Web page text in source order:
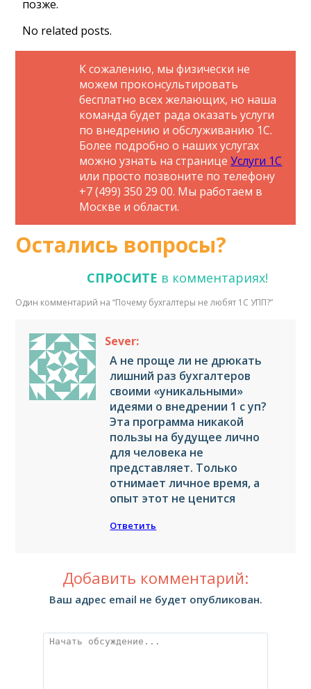
позже.
No related posts.
К сожалению, мы физически не
можем проконсультировать
бесплатно всех желающих, но наша
команда будет рада оказать услуги
по внедрению и обслуживанию 1С.
Более подробно о наших услугах
можно узнать на страницеУслуги 1С
или просто позвоните по телефону
+7 (499) 350 29 00. Мы работаем в
Москве и области.
Остались вопросы?
СПРОСИТЕ в комментариях!
Один комментарий на “Почему бухгалтеры не любят 1С УПП?”
Sever:
А не проще ли не дрюкать
лишний раз бухгалтеров
своими «уникальными»
идеями о внедрении 1 с уп?
Эта программа никакой
пользы на будущее лично
для человека не
представляет. Только
отнимает личное время, а
опыт этот не ценится
Ответить
Добавить комментарий:
Ваш адрес email не будет опубликован.